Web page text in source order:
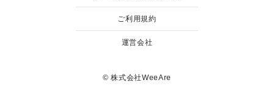
ご利用規約
運営会社
© 株式会社WeeAre